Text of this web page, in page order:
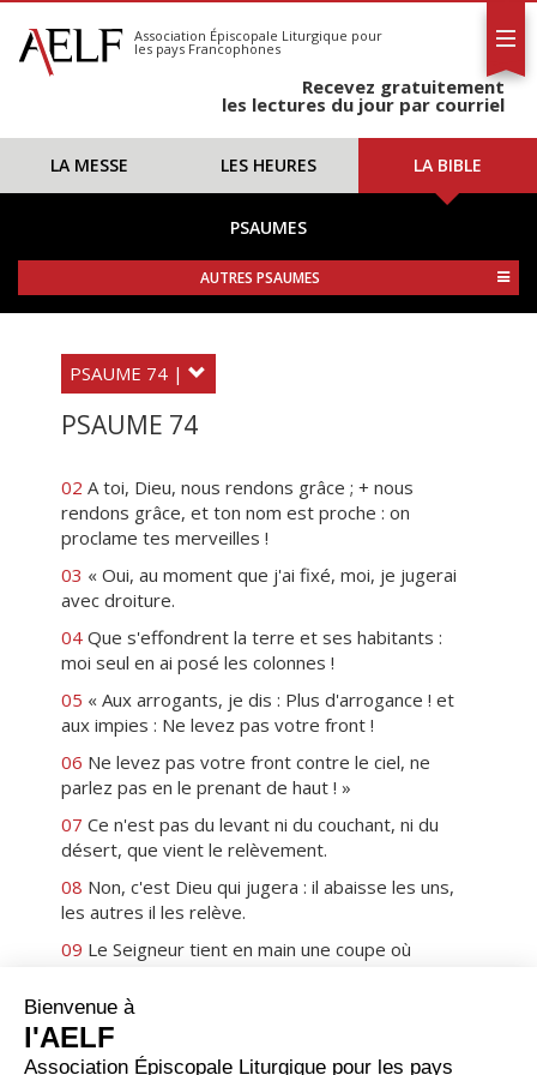
S'abonner
Calendrier
Association Épiscopale Liturgique pour
les pays Francophones
Recevez gratuitement
les lectures du jour par courriel
LA MESSE LES HEURES LA BIBLE
PSAUMES
AUTRES PSAUMES
PSAUME 74 |
PSAUME 74
02 A toi, Dieu, nous rendons grâce ; + nous
rendons grâce, et ton nom est proche : on
proclame tes merveilles !
03 « Oui, au moment que j'ai fixé, moi, je jugerai
avec droiture.
04 Que s'effondrent la terre et ses habitants :
moi seul en ai posé les colonnes !
05 « Aux arrogants, je dis : Plus d'arrogance ! et
aux impies : Ne levez pas votre front !
06 Ne levez pas votre front contre le ciel, ne
parlez pas en le prenant de haut ! »
07 Ce n'est pas du levant ni du couchant, ni du
désert, que vient le relèvement.
08 Non, c'est Dieu qui jugera : il abaisse les uns,
les autres il les relève.
09 Le Seigneur tient en main une coupe où
impies de la terre le boiront jusqu'à la lie.
10
Et moi, j'annoncerai toujours dans mes hymnes
au Dieu de Jacob : +